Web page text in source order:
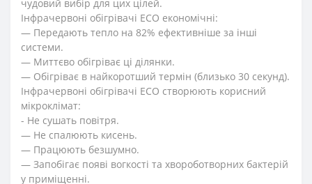
чудовий вибір для цих цілей.
Інфрачервоні обігрівачі ECO економічні:
— Передають тепло на 82% ефективніше за інші
системи.
— Миттєво обігріває ці ділянки.
— Обігріває в найкоротший термін (близько 30 секунд).
Інфрачервоні обігрівачі ECO створюють корисний
мікроклімат:
- Не сушать повітря.
— Не спалюють кисень.
— Працюють безшумно.
— Запобігає появі вогкості та хвороботворних бактерій
у приміщенні.